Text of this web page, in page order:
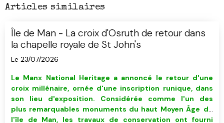
Articles similaires
Île de Man - La croix d'Osruth de retour dans
la chapelle royale de St John's
Le 23/07/2026
Le Manx National Heritage a annoncé le retour d'une
croix millénaire, ornée d'une inscription runique, dans
son lieu d'exposition. Considérée comme l'un des
plus remarquables monuments du haut Moyen Âge de
l'île de Man, les travaux de conservation ont fourni